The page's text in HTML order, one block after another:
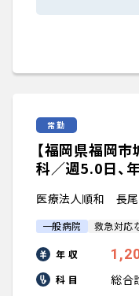
常勤
【福岡県福岡
科／週5.0日、
医療法人順和 長
一般病院 救急対応
年 収
科 目
総合